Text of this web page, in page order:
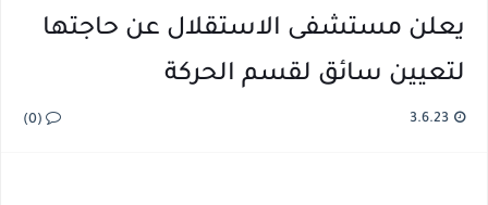
يعلن مستشفى الاستقلال عن حاجتها
لتعيين سائق لقسم الحركة
(0)